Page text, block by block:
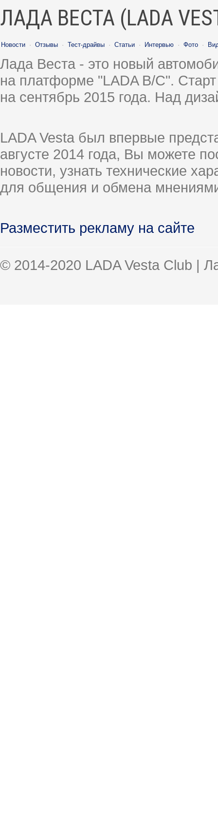
ЛАДА ВЕСТА (LADA
Новости · Отзывы · Тест-драйвы · Статьи · Интервью · Фото ·
Лада Веста - это новый
на платформе "LADA B/C".
на сентябрь 2015 года. Над
LADA Vesta был впервые
августе 2014 года, Вы можете
новости, узнать технические
для общения и обмена
Разместить рекламу на сайте
© 2014-2020 LADA Vesta Club |